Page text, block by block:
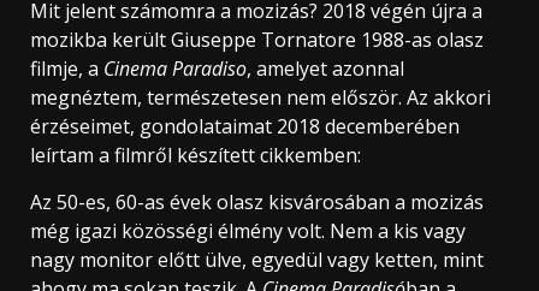
Mit jelent számomra a mozizás? 2018 végén újra a
mozikba került Giuseppe Tornatore 1988-as olasz
filmje, a Cinema Paradiso, amelyet azonnal
megnéztem, természetesen nem először. Az akkori
érzéseimet, gondolataimat 2018 decemberében
leírtam a filmről készített cikkemben:
Az 50-es, 60-as évek olasz kisvárosában a mozizás
még igazi közösségi élmény volt. Nem a kis vagy
nagy monitor előtt ülve, egyedül vagy ketten, mint